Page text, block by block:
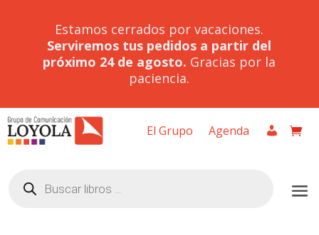
Estamos cerrados por vacaciones.
Serviremos tus pedidos a partir del
próximo 24 de agosto. Gracias por la
paciencia.
El Grupo Agenda
productos